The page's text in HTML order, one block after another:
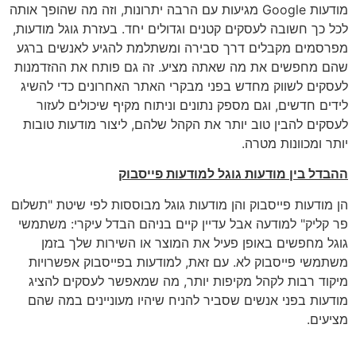
מודעות Google מגיעות עם הרבה יתרונות, וזה מה שהופך אותה
לכל כך חשובה לעסקים קטנים וגדולים יחד. בעזרת גוגל מודעות,
מפרסמים מקבלים דרך סבירה ומשתלמת להגיע לאנשים ברגע
שהם מחפשים את מה שאתה מציע. זה גם פותח את ההזדמנות
לעסקים לשווק מחדש בפני מבקרי האתר האחרונים כדי להשיג
לידים חדשים, וגם מספק נתונים וניתוח מקיף שיכולים לעזור
לעסקים להבין טוב יותר את הקהל שלהם, ליצור מודעות טובות
יותר ומכוונות מטרה.
ההבדל בין מודעות גוגל למודעות פייסבוק
הן מודעות פייסבוק והן מודעות גוגל מבוססות לפי שיטת "תשלום
פר קליק" למודעה אבל עדיין קיים בניהם הבדל עיקרי: משתמשי
גוגל מחפשים באופן פעיל את המוצר או השירות שלך בזמן
משתמשי פייסבוק לא. עם זאת, למודעות בפייסבוק אפשרויות
מיקוד רבות לקהל מקיפות יותר, מה שמאפשר לעסקים להציג
מודעות בפני אנשים שסביר להניח שיהיו מעוניינים במה שהם
מציעים.